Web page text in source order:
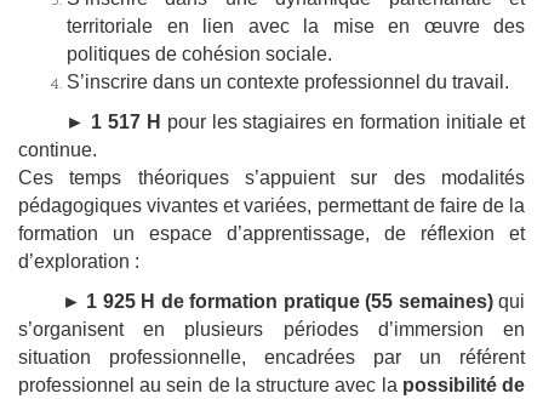
territoriale en lien avec la mise en œuvre des
politiques de cohésion sociale.
S’inscrire dans un contexte professionnel du travail ​.
► 1 517 H pour les stagiaires en formation initiale et
continue.
Ces temps théoriques s’appuient sur des modalités
pédagogiques vivantes et variées, permettant de faire de la
formation un espace d’apprentissage, de réflexion et
d’exploration :
► 1 925 H de formation pratique (55 semaines) qui
s’organisent en plusieurs périodes d’immersion en
situation professionnelle, encadrées par un référent
professionnel au sein de la structure avec la possibilité de